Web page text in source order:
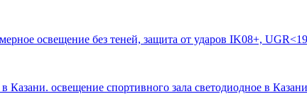
освещение без теней, защита от ударов IK08+,
Казани. освещение спортивного зала светодиодное в